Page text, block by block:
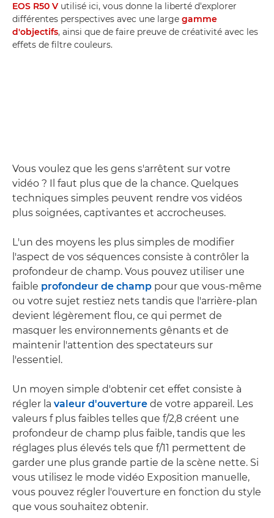
EOS R50 V utilisé ici, vous donne la liberté d'explorer
différentes perspectives avec une large gamme
d'objectifs, ainsi que de faire preuve de créativité avec les
effets de filtre couleurs.
Vous voulez que les gens s'arrêtent sur votre
vidéo ? Il faut plus que de la chance. Quelques
techniques simples peuvent rendre vos vidéos
plus soignées, captivantes et accrocheuses.
L'un des moyens les plus simples de modifier
l'aspect de vos séquences consiste à contrôler la
profondeur de champ. Vous pouvez utiliser une
faible profondeur de champ pour que vous-même
ou votre sujet restiez nets tandis que l'arrière-plan
devient légèrement flou, ce qui permet de
masquer les environnements gênants et de
maintenir l'attention des spectateurs sur
l'essentiel.
Un moyen simple d'obtenir cet effet consiste à
régler la valeur d'ouverture de votre appareil. Les
valeurs f plus faibles telles que f/2,8 créent une
profondeur de champ plus faible, tandis que les
réglages plus élevés tels que f/11 permettent de
garder une plus grande partie de la scène nette. Si
vous utilisez le mode vidéo Exposition manuelle,
vous pouvez régler l'ouverture en fonction du style
que vous souhaitez obtenir.